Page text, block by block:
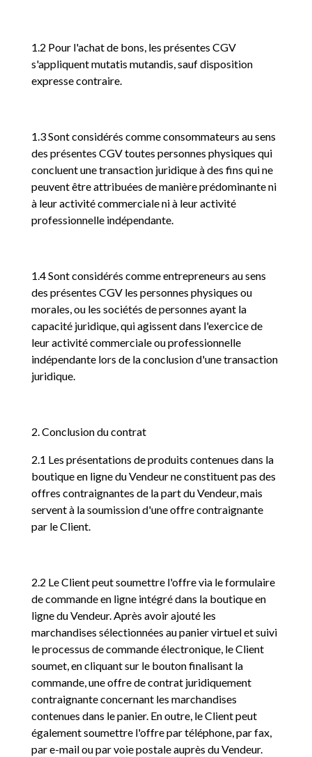
1.2 Pour l'achat de bons, les présentes CGV
s'appliquent mutatis mutandis, sauf disposition
expresse contraire.
1.3 Sont considérés comme consommateurs au sens
des présentes CGV toutes personnes physiques qui
concluent une transaction juridique à des fins qui ne
peuvent être attribuées de manière prédominante ni
à leur activité commerciale ni à leur activité
professionnelle indépendante.
1.4 Sont considérés comme entrepreneurs au sens
des présentes CGV les personnes physiques ou
morales, ou les sociétés de personnes ayant la
capacité juridique, qui agissent dans l'exercice de
leur activité commerciale ou professionnelle
indépendante lors de la conclusion d'une transaction
juridique.
2. Conclusion du contrat
2.1 Les présentations de produits contenues dans la
boutique en ligne du Vendeur ne constituent pas des
offres contraignantes de la part du Vendeur, mais
servent à la soumission d'une offre contraignante
par le Client.
2.2 Le Client peut soumettre l'offre via le formulaire
de commande en ligne intégré dans la boutique en
ligne du Vendeur. Après avoir ajouté les
marchandises sélectionnées au panier virtuel et suivi
le processus de commande électronique, le Client
soumet, en cliquant sur le bouton finalisant la
commande, une offre de contrat juridiquement
contraignante concernant les marchandises
contenues dans le panier. En outre, le Client peut
également soumettre l'offre par téléphone, par fax,
par e-mail ou par voie postale auprès du Vendeur.